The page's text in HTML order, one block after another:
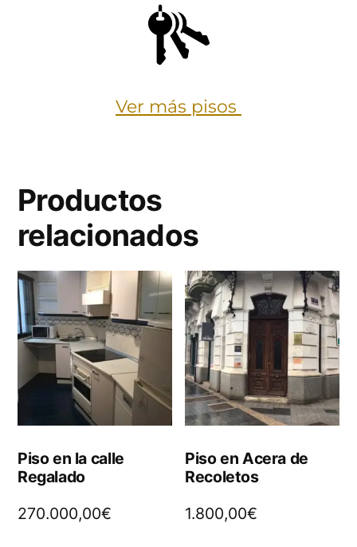
Ver más pisos
Productos
relacionados
Piso en la calle
Regalado
270.000,00€
Piso en Acera de
Recoletos
1.800,00€